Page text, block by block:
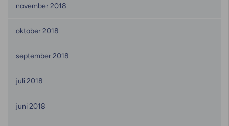
november 2018
oktober 2018
september 2018
juli 2018
juni 2018